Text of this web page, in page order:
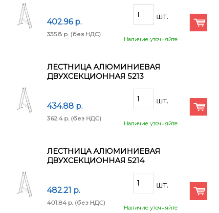
402.96 p.
335.8 p. (без НДС)
Наличие уточняйте
ЛЕСТНИЦА АЛЮМИНИЕВАЯ
ДВУХСЕКЦИОННАЯ 5213
434.88 p.
362.4 p. (без НДС)
Наличие уточняйте
ЛЕСТНИЦА АЛЮМИНИЕВАЯ
ДВУХСЕКЦИОННАЯ 5214
482.21 p.
401.84 p. (без НДС)
Наличие уточняйте